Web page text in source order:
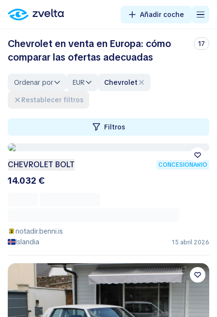
Añadir coche
Chevrolet en venta en Europa: cómo
comparar las ofertas adecuadas
17
Ordenar por EUR
Chevrolet
Restablecer filtros
Filtros
CHEVROLET BOLT CONCESIONARIO
14.032 €
notadir.benni.is
Islandia
15 abril 2026